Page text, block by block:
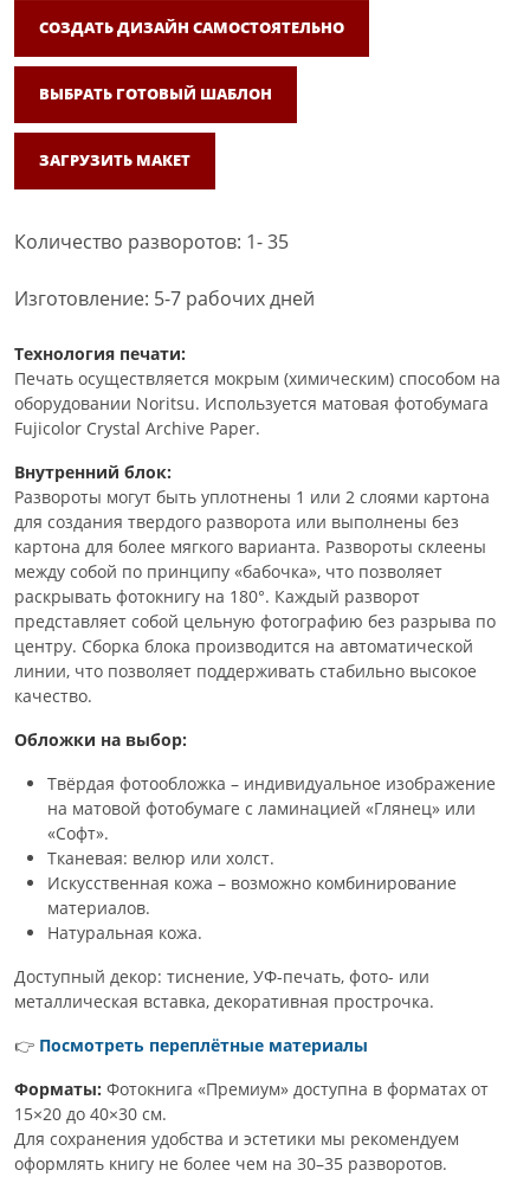
СОЗДАТЬ ДИЗАЙН САМОСТОЯТЕЛЬНО
ВЫБРАТЬ ГОТОВЫЙ ШАБЛОН
ЗАГРУЗИТЬ МАКЕТ
Количество разворотов: 1- 35
Изготовление: 5-7 рабочих дней
Технология печати:
Печать осуществляется мокрым (химическим) способом на
оборудовании Noritsu. Используется матовая фотобумага
Fujicolor Crystal Archive Paper.
Внутренний блок:
Развороты могут быть уплотнены 1 или 2 слоями картона
для создания твердого разворота или выполнены без
картона для более мягкого варианта. Развороты склеены
между собой по принципу «бабочка», что позволяет
раскрывать фотокнигу на 180°. Каждый разворот
представляет собой цельную фотографию без разрыва по
центру. Сборка блока производится на автоматической
линии, что позволяет поддерживать стабильно высокое
качество.
Обложки на выбор:
Твёрдая фотообложка – индивидуальное изображение
на матовой фотобумаге с ламинацией «Глянец» или
«Софт».
Тканевая: велюр или холст.
Искусственная кожа – возможно комбинирование
материалов.
Натуральная кожа.
Доступный декор: тиснение, УФ-печать, фото- или
металлическая вставка, декоративная прострочка.
👉 Посмотреть переплётные материалы
Форматы: Фотокнига «Премиум» доступна в форматах от
15×20 до 40×30 см.
Для сохранения удобства и эстетики мы рекомендуем
оформлять книгу не более чем на 30–35 разворотов.